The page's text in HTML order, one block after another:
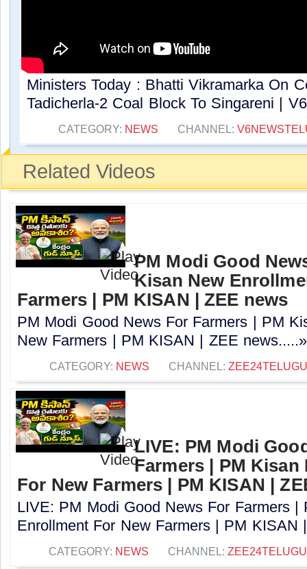
Ministers Today : Bhatti Vikramarka On
Tadicherla-2 Coal Block To Singareni |
CATEGORY: NEWS CHANNEL:
Related Videos
PM Modi Good
Kisan New
Farmers | PM KISAN | ZEE news
PM Modi Good News For Farmers | PM
New Farmers | PM KISAN | ZEE
CATEGORY: NEWS CHANNEL:
LIVE: PM Modi
Farmers | PM
For New Farmers | PM KISAN |
LIVE: PM Modi Good News For Farmers |
Enrollment For New Farmers | PM KISAN
CATEGORY: NEWS CHANNEL: